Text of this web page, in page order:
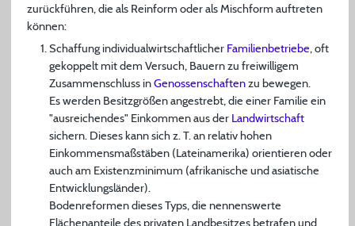
zurückführen, die als Reinform oder als Mischform auftreten
können:
Schaffung individualwirtschaftlicher Familienbetriebe, oft
gekoppelt mit dem Versuch, Bauern zu freiwilligem
Zusammenschluss inGenossenschaftenzu bewegen.
Es werden Besitzgrößen angestrebt, die einer Familie ein
"ausreichendes" Einkommen aus der Landwirtschaft
sichern. Dieses kann sich z. T. an relativ hohen
Einkommensmaßstäben (Lateinamerika) orientieren oder
auch am Existenzminimum (afrikanische und asiatische
Entwicklungsländer).
Bodenreformen dieses Typs, die nennenswerte
Flächenanteile des privaten Landbesitzes betrafen und